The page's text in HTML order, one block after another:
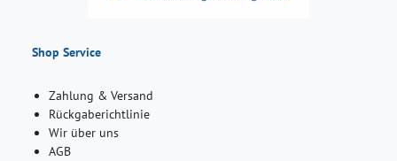
Shop Service
Zahlung & Versand
Rückgaberichtlinie
Wir über uns
AGB